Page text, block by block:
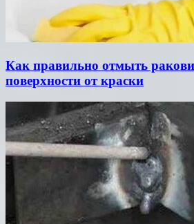
Как правильно отмыть
поверхности от краски